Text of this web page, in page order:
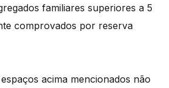
familiares superiores a 5
comprovados por reserva
acima mencionados não